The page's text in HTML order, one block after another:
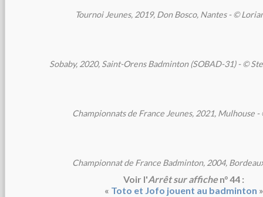
Tournoi Jeunes, 2019, Don Bosco, Nantes - ©
Sobaby, 2020, Saint-Orens Badminton (SOBAD-31) - ©
Championnats de France Jeunes, 2021, Mulhouse -
Championnat de France Badminton, 2004,
Voir l'Arrêt sur affichen° 44 :
« Toto et Jofo jouent au badminton »